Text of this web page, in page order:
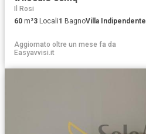
Il Rosi
60 m²3 Locali1 BagnoVilla Indipendente
Aggiornato oltre un mese fa da
Easyavvisi.it